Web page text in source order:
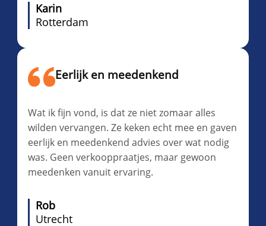
Karin
Rotterdam
Eerlijk en meedenkend
Wat ik fijn vond, is dat ze niet zomaar alles
wilden vervangen. Ze keken echt mee en gaven
eerlijk en meedenkend advies over wat nodig
was. Geen verkooppraatjes, maar gewoon
meedenken vanuit ervaring.
Rob
Utrecht